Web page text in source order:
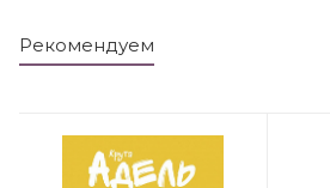
Рекомендуем